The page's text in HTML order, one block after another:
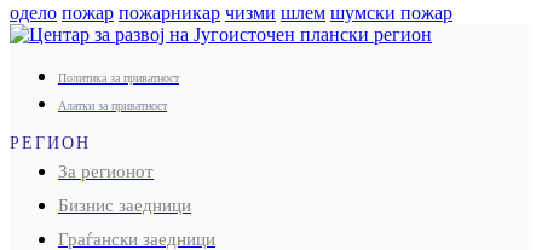
одело пожар пожарникар чизми шлем шумски пожар
Политика за приватност
Алатки за приватност
РЕГИОН
За регионот
Бизнис заедници
Граѓански заедници